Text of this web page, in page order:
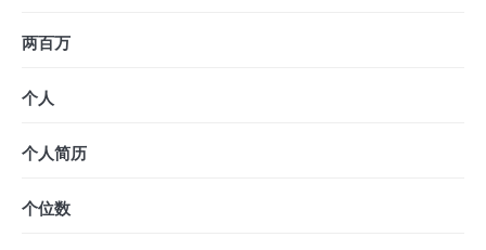
两百万
个人
个人简历
个位数